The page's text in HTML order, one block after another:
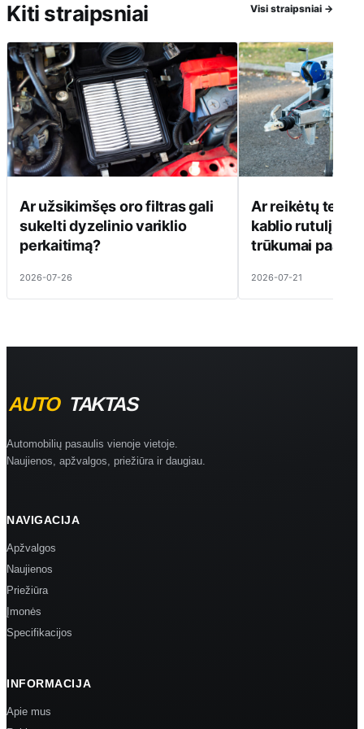
Kiti straipsniai Visi straipsniai →
Ar užsikimšęs oro filtras gali
sukelti dyzelinio variklio
perkaitimą?
2026-07-26
Ar reikėtų tepti
kablio rutulį?
trūkumai
2026-07-21
Automobilių pasaulis vienoje vietoje.
Naujienos, apžvalgos, priežiūra ir daugiau.
NAVIGACIJA
Apžvalgos
Naujienos
Priežiūra
Įmonės
Specifikacijos
INFORMACIJA
Apie mus